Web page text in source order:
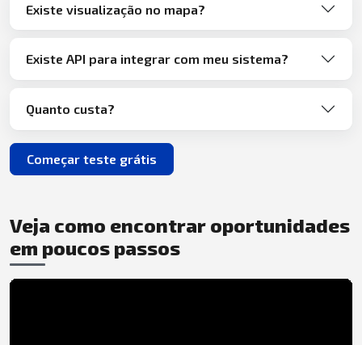
Existe visualização no mapa?
Existe API para integrar com meu sistema?
Quanto custa?
Começar teste grátis
Veja como encontrar oportunidades
em poucos passos